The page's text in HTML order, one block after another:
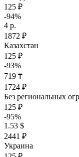
125 ₽
-94%
4 р.
1872 ₽
Казахстан
125 ₽
-93%
719 ₸
1724 ₽
Без региональных
125 ₽
-95%
1.53 $
2441 ₽
Украина